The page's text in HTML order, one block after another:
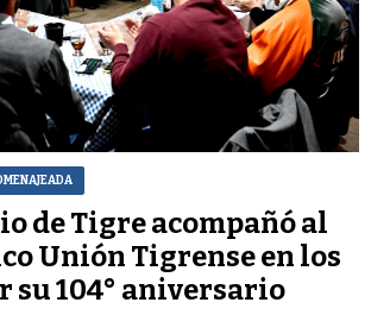
de Tigre acompañó al
Unión Tigrense en los
su 104° aniversario